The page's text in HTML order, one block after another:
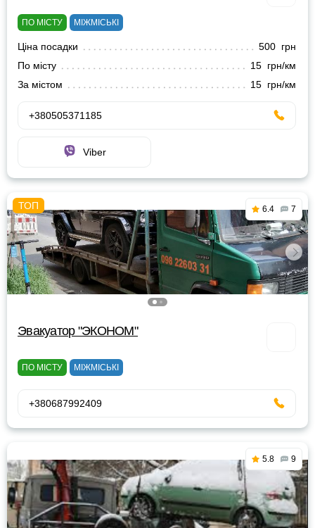
ПО МІСТУ МІЖМІСЬКІ
Ціна посадки
500 грн
По місту
15 грн/км
За містом
15 грн/км
+380505371185
Viber
6.4 7
Эвакуатор "ЭКОНОМ"
ПО МІСТУ МІЖМІСЬКІ
+380687992409
5.8 9